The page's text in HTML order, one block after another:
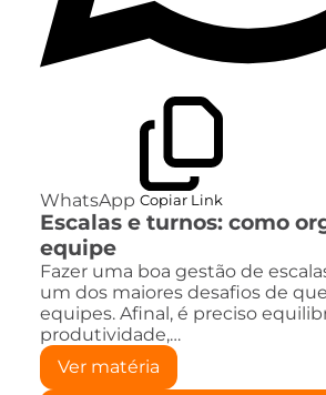
WhatsApp Copiar Link
Escalas e turnos: como
equipe
Fazer uma boa gestão de
um dos maiores desafios de
equipes. Afinal, é preciso
produtividade,…
Ver matéria